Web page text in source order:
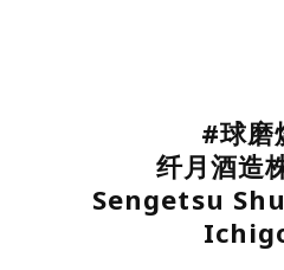
#球磨
纤月酒造
Sengetsu